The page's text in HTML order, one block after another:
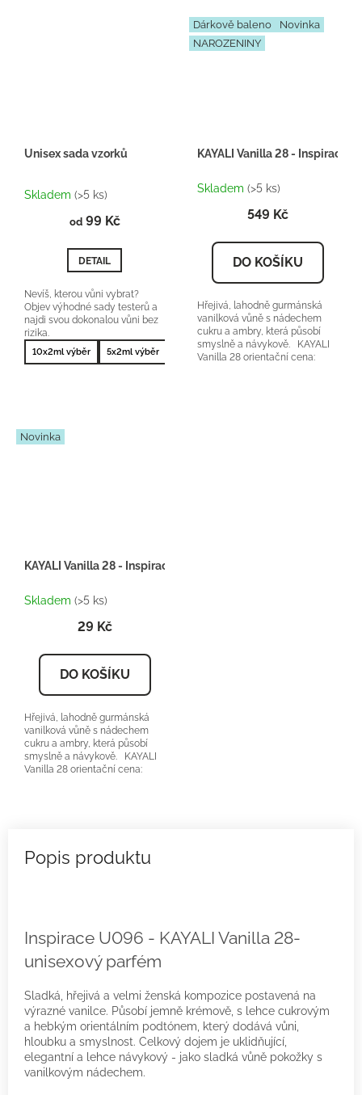
Unisex sada vzorků
hodnocení
je
z
5
Skladem (>5 ks)
od99 Kč
DETAIL
Nevíš, kterou vůni vybrat?
Objev výhodné sady testerů a
najdi svou dokonalou vůni bez
rizika.
10x2ml výběr 5x2ml výběr 10x2ml nejprodávanější
Dárkově baleno
Novinka
NAROZENINY
KAYALI Vanilla 28 - Inspirace
Skladem (>5 ks)
549 Kč
DO KOŠÍKU
Hřejivá, lahodně gurmánská
vanilková vůně s nádechem
cukru a ambry, která působí
smyslně a návykově. KAYALI
Vanilla 28 orientační cena:
Novinka
KAYALI Vanilla 28 - Inspirace U096 - 2ml
Skladem (>5 ks)
29 Kč
DO KOŠÍKU
Hřejivá, lahodně gurmánská
vanilková vůně s nádechem
cukru a ambry, která působí
smyslně a návykově. KAYALI
Vanilla 28 orientační cena:
Inspirace U096 - KAYALI Vanilla 28-
unisexový parfém
Sladká, hřejivá a velmi ženská kompozice postavená na
výrazné vanilce. Působí jemně krémově, s lehce cukrovým
a hebkým orientálním podtónem, který dodává vůni,
hloubku a smyslnost. Celkový dojem je uklidňující,
elegantní a lehce návykový - jako sladká vůně pokožky s
vanilkovým nádechem.